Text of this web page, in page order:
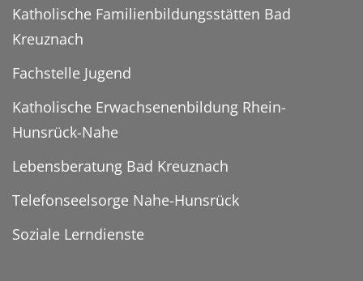
Katholische Familienbildungsstätten Bad
Kreuznach
Fachstelle Jugend
Katholische Erwachsenenbildung Rhein-
Hunsrück-Nahe
Lebensberatung Bad Kreuznach
Telefonseelsorge Nahe-Hunsrück
Soziale Lerndienste